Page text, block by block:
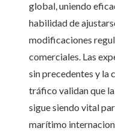
global, uniendo
habilidad de
modificaciones
comerciales. Las
sin precedentes y la
tráfico validan que
sigue siendo vital
marítimo